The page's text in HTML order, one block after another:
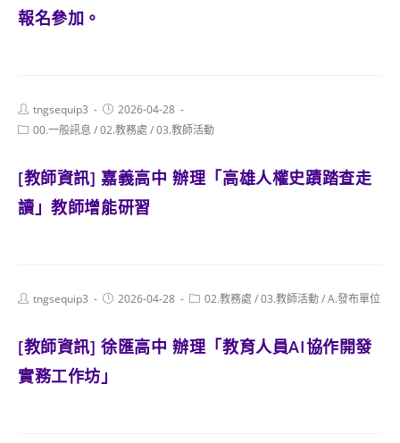
報名參加。
Post
author:
tngsequip3
Post
published:
2026-04-28
Post00.一般訊息 /02.教務處 /03.教師活動
[教師資訊] 嘉義高中 辦理「高雄人權史蹟踏查走
讀」教師增能研習
Posttngsequip3
Post2026-04-28
Post02.教務處 /03.教師活動/A.發布單位
[教師資訊] 徐匯高中 辦理「教育人員AI協作開發
實務工作坊」